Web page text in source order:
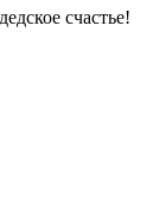
счастье!